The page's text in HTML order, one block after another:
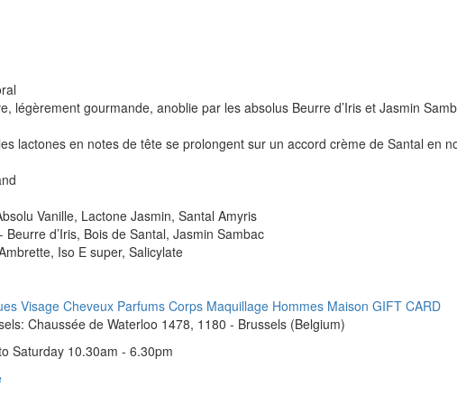
légèrement gourmande, anoblie par les absolus Beurre d’Iris et Jasmin
lactones en notes de tête se prolongent sur un accord crème de Santal en
Vanille, Lactone Jasmin, Santal Amyris
Beurre d’Iris, Bois de Santal, Jasmin Sambac
Iso E super, Salicylate
Visage Cheveux Parfums Corps Maquillage Hommes Maison GIFT CARD
Chaussée de Waterloo 1478, 1180 - Brussels (Belgium)
Saturday 10.30am - 6.30pm